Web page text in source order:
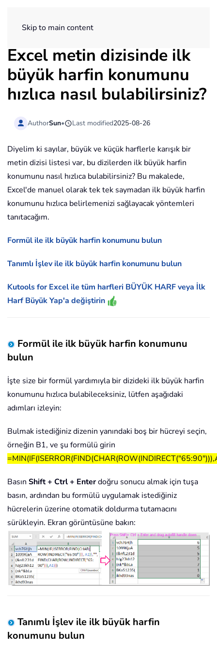
Skip to main content
Excel metin dizisinde ilk
büyük harfin konumunu
hızlıca nasıl bulabilirsiniz?
AuthorSun• Last modified2025-08-26
Diyelim ki sayılar, büyük ve küçük harflerle karışık bir
metin dizisi listesi var, bu dizilerden ilk büyük harfin
konumunu nasıl hızlıca bulabilirsiniz? Bu makalede,
Excel'de manuel olarak tek tek saymadan ilk büyük harfin
konumunu hızlıca belirlemenizi sağlayacak yöntemleri
tanıtacağım.
Formül ile ilk büyük harfin konumunu bulun
Tanımlı İşlev ile ilk büyük harfin konumunu bulun
Kutools for Excel ile tüm harfleri BÜYÜK HARF veya İlk
Harf Büyük Yap'a değiştirin
Formül ile ilk büyük harfin konumunu
bulun
İşte size bir formül yardımıyla bir dizideki ilk büyük harfin
konumunu hızlıca bulabileceksiniz, lütfen aşağıdaki
adımları izleyin:
Bulmak istediğiniz dizenin yanındaki boş bir hücreyi seçin,
örneğin B1, ve şu formülü girin
Basın Shift + Ctrl + Enterdoğru sonucu almak için tuşa
basın, ardından bu formülü uygulamak istediğiniz
hücrelerin üzerine otomatik doldurma tutamacını
sürükleyin. Ekran görüntüsüne bakın:
Tanımlı İşlev ile ilk büyük harfin
konumunu bulun